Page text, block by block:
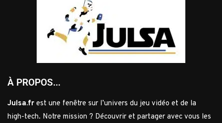
À PROPOS...
Julsa.fr est une fenêtre sur l’univers du jeu vidéo et de la
high-tech. Notre mission ? Découvrir et partager avec vous les